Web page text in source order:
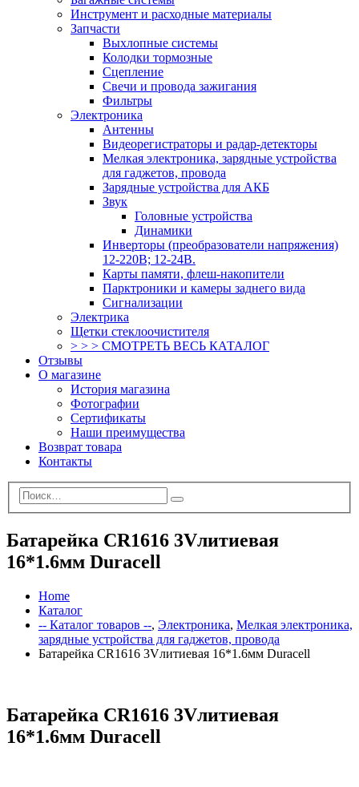
Инструмент и расходные материалы
Запчасти
Выхлопные системы
Колодки тормозные
Сцепление
Свечи и провода зажигания
Фильтры
Электроника
Антенны
Видеорегистраторы и радар-детекторы
Мелкая электроника, зарядные устройства
для гаджетов, провода
Зарядные устройства для АКБ
Звук
Головные устройства
Динамики
Инверторы (преобразователи напряжения)
12-220В; 12-24В.
Карты памяти, флеш-накопители
Парктроники и камеры заднего вида
Сигнализации
Электрика
Щетки стеклоочистителя
> > > СМОТРЕТЬ ВЕСЬ КАТАЛОГ
Отзывы
О магазине
История магазина
Фотографии
Сертификаты
Наши преимущества
Возврат товара
Контакты
Батарейка CR1616 3Vлитиевая
16*1.6мм Duracell
Home
Каталог
-- Каталог товаров --, Электроника, Мелкая электроника,
зарядные устройства для гаджетов, провода
Батарейка CR1616 3Vлитиевая 16*1.6мм Duracell
Батарейка CR1616 3Vлитиевая
16*1.6мм Duracell